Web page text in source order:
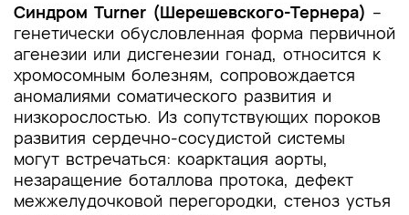
Синдром Turner (Шерешевского-Тернера) –
генетически обусловленная форма первичной
агенезии или дисгенезии гонад, относится к
хромосомным болезням, сопровождается
аномалиями соматического развития и
низкорослостью. Из сопутствующих пороков
развития сердечно-сосудистой системы
могут встречаться: коарктация аорты,
незаращение боталлова протока, дефект
межжелудочковой перегородки, стеноз устья